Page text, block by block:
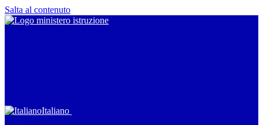
Salta al contenuto
Italiano